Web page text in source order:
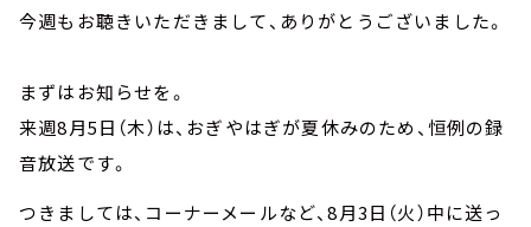
今週もお聴きいただきまして、ありがとうございました。
まずはお知らせを。
来週8月5日（木）は、おぎやはぎが夏休みのため、恒例の録
音放送です。
つきましては、コーナーメールなど、8月3日（火）中に送っ